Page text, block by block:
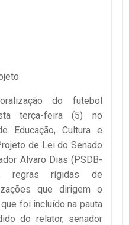
do futebol
terça-feira (5) no
Educação, Cultura e
de Lei do Senado
Alvaro Dias (PSDB-
regras rígidas de
que dirigem o
foi incluído na pauta
do relator, senador